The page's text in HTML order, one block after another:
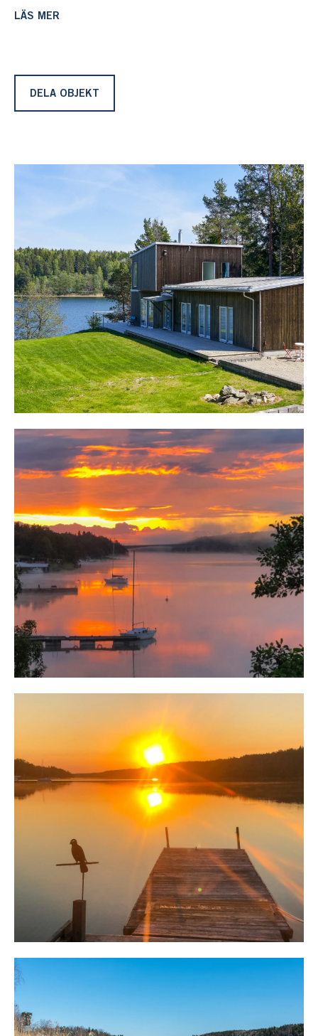
Parkering sker i anslutning till en arkitektritad
från alla rum.
Öppen planlösning, i flera nivåer, med ett stilrent kök,
matplats och sällskapsrum. Stora fönster från golv till
Huset omges av stora altaner med plats för utemöbler
Mot sjösidan finns en stor terrass och här blickar man ut
över det glittrande vattnet och trappa leder ner till en
avsats med en trevlig altan med en äldre, vedeldad
badtunna.
Här njuter man och upplever varma, härliga stunder.
Vidare vid strandkanten finns en lång sandstrand och en
sjöstuga inredd med bastu, dusch och relax. Även
loftsäng för den som vill somna till ljudet av vågor.
En lång brygga, med segelbåtsdjup, leder ut och plats
att förtöja flera båtar och här springer man ut och dyker
Med bil når man Norrtälje på cirka 10 minuter och där
handlar man och finns all övrig service och det man
behöver. Affär finns även nära på Vätö, krog och bl.a.
självplock av jordgubbar.
Stockholm når man på cirka en timma.
Med egna båten finns många utflyktsmål att besöka.
Snabbt är man ut i Norrtäljeviken för vidare färd in mot
Norrtälje hamn eller ut i vår vackra skärgård. Kanske för
att besöka öar som Lidö, Fejan och vackra Norrpada
skärgård.
Välkommen till ett ljuvligt sjöställe, bara att flytta in
LÄS MER
DELA OBJEKT